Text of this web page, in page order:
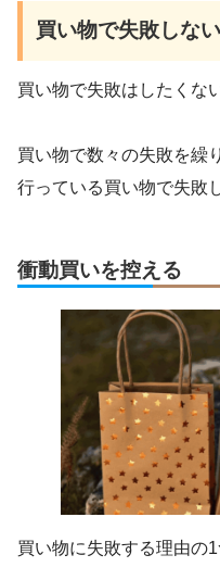
買い物で失敗しな
買い物で失敗はしたくな
買い物で数々の失敗を繰
行っている買い物で失敗
衝動買いを控える
買い物に失敗する理由の1